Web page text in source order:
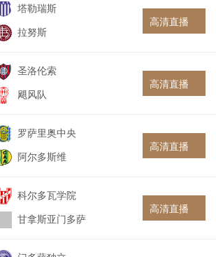
塔勒瑞斯
拉努斯
高清直播
圣洛伦索
飓风队
高清直播
罗萨里奥中央
阿尔多斯维
高清直播
科尔多瓦学院
甘拿斯亚门多萨
高清直播